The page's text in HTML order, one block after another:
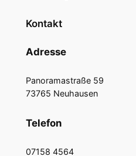
Kontakt
Adresse
Panoramastraße 59
73765 Neuhausen
Telefon
07158 4564